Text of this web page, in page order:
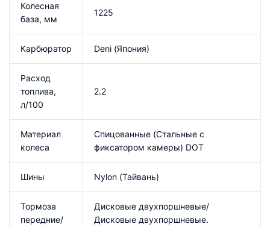
Колесная
база, мм
1225
Карбюратор Deni (Япония)
Расход
топлива,
л/100
2.2
Материал
колеса
Cпицованные (Стальные с
фиксатором камеры) DOT
Шины Nylon (Тайвань)
Тормоза
передние/
Дисковые двухпоршневые/
Дисковые двухпоршневые.